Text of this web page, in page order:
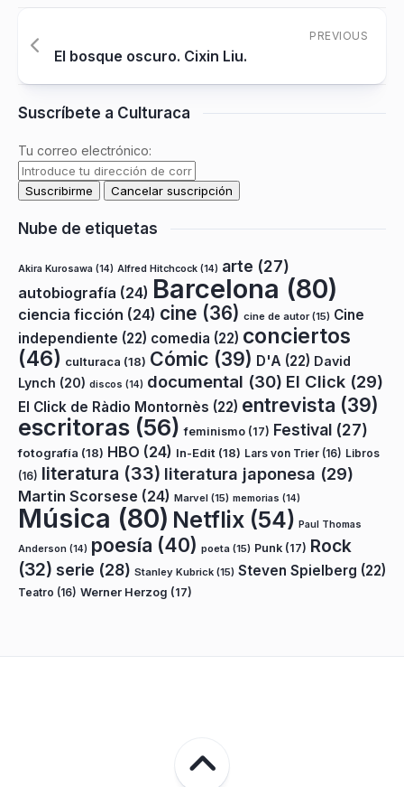
PREVIOUS
El bosque oscuro. Cixin Liu.
Suscríbete a Culturaca
Tu correo electrónico:
Nube de etiquetas
Akira Kurosawa (14) Alfred Hitchcock (14) arte (27)
autobiografía (24) Barcelona (80)
ciencia ficción (24) cine (36) cine de autor(15) Cine
independiente (22) comedia (22) conciertos
(46) culturaca (18) Cómic (39) D'A (22) David
Lynch (20) discos (14) documental (30) El Click (29)
El Click de Ràdio Montornès (22) entrevista (39)
escritoras (56) feminismo (17) Festival (27)
fotografía (18) HBO (24) In-Edit (18) Lars von Trier (16) Libros
(16) literatura (33) literatura japonesa (29)
Martin Scorsese (24) Marvel (15) memorias (14)
Música (80) Netflix (54) Paul Thomas
Anderson (14) poesía (40) poeta (15) Punk (17) Rock
(32) serie (28) Stanley Kubrick (15) Steven Spielberg (22)
Teatro (16) Werner Herzog (17)